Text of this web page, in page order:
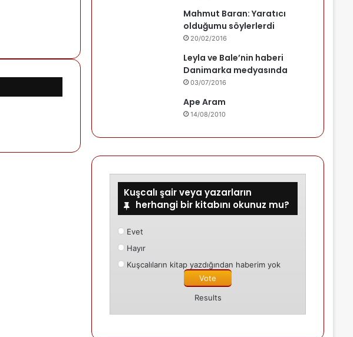
Mahmut Baran: Yaratıcı
olduğumu söylerlerdi
20/02/2016
Leyla ve Bale’nin haberi
Danimarka medyasında
03/07/2016
Ape Aram
14/08/2010
Kuşcalı şair veya yazarların
herhangi bir kitabını okunuz mu?
Evet
Hayır
Kuşcalıların kitap yazdığından haberim yok
Results